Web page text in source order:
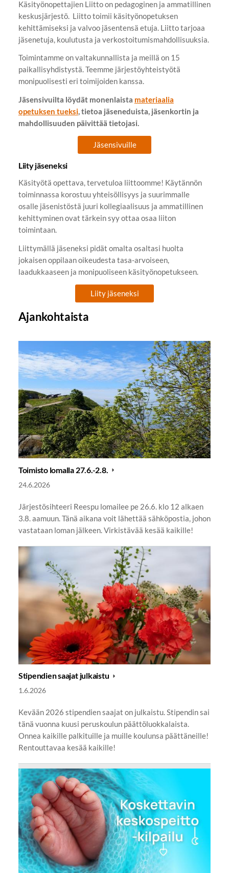
Käsityönopettajien Liitto on pedagoginen ja ammatillinen
keskusjärjestö. Liitto toimii käsityönopetuksen
kehittämiseksi ja valvoo jäsentensä etuja. Liitto tarjoaa
jäsenetuja, koulutusta ja verkostoitumismahdollisuuksia.
Toimintamme on valtakunnallista ja meillä on 15
paikallisyhdistystä. Teemme järjestöyhteistyötä
monipuolisesti eri toimijoiden kanssa.
Jäsensivuilta löydät monenlaista materiaalia
opetuksen tueksi, tietoa jäseneduista, jäsenkortin ja
mahdollisuuden päivittää tietojasi.
Jäsensivuille
Liity jäseneksi
Käsityötä opettava, tervetuloa liittoomme! Käytännön
toiminnassa korostuu yhteisöllisyys ja suurimmalle
osalle jäsenistöstä juuri kollegiaalisuus ja ammatillinen
kehittyminen ovat tärkein syy ottaa osaa liiton
toimintaan.
Liittymällä jäseneksi pidät omalta osaltasi huolta
jokaisen oppilaan oikeudesta tasa-arvoiseen,
laadukkaaseen ja monipuoliseen käsityönopetukseen.
Liity jäseneksi
Ajankohtaista
Toimisto lomalla 27.6.-2.8.
24.6.2026
Järjestösihteeri Reespu lomailee pe 26.6. klo 12 alkaen
3.8. aamuun. Tänä aikana voit lähettää sähköpostia, johon
vastataan loman jälkeen. Virkistävää kesää kaikille!
Stipendien saajat julkaistu
1.6.2026
Kevään 2026 stipendien saajat on julkaistu. Stipendin sai
tänä vuonna kuusi peruskoulun päättöluokkalaista.
Onnea kaikille palkituille ja muille koulunsa päättäneille!
Rentouttavaa kesää kaikille!